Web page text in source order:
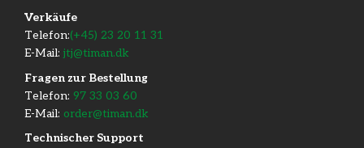
​Verkäufe
Telefon:(+45) 23 20 11 31
E-Mail: jtj@timan.dk
Fragen zur Bestellung
Telefon: 97 33 03 60
E-Mail: order@timan.dk
​Technischer Support